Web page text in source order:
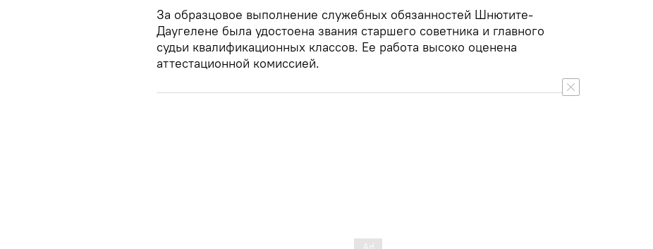
За образцовое выполнение служебных обязанностей Шнютите-
Даугелене была удостоена звания старшего советника и главного
судьи квалификационных классов. Ее работа высоко оценена
аттестационной комиссией.